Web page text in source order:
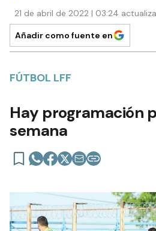
21 de abril de 2022 | 03:24
Añadir como fuente en
FÚTBOL LFF
Hay programación
semana